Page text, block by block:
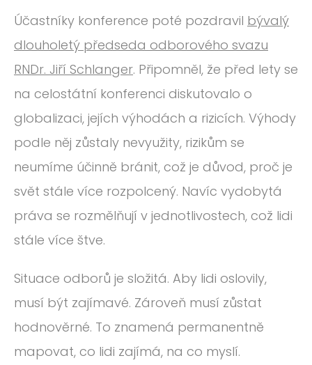
Účastníky konference poté pozdravil bývalý
dlouholetý předseda odborového svazu
RNDr. Jiří Schlanger. Připomněl, že před lety se
na celostátní konferenci diskutovalo o
globalizaci, jejích výhodách a rizicích. Výhody
podle něj zůstaly nevyužity, rizikům se
neumíme účinně bránit, což je důvod, proč je
svět stále více rozpolcený. Navíc vydobytá
práva se rozmělňují v jednotlivostech, což lidi
stále více štve.
Situace odborů je složitá. Aby lidi oslovily,
musí být zajímavé. Zároveň musí zůstat
hodnověrné. To znamená permanentně
mapovat, co lidi zajímá, na co myslí.